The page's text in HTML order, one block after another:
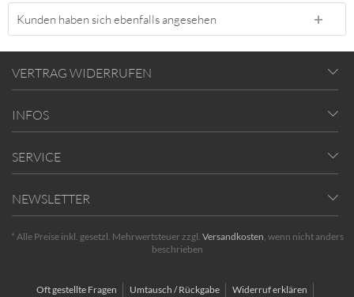
Kunden haben sich ebenfalls angesehen
VERTRAG WIDERRUFEN
INFOS
SERVICE
NEWSLETTER
* Alle Preise inkl. gesetzl. Mehrwertsteuer zzgl. Versandkosten, wenn nicht anders
beschrieben
Oft gestellte Fragen Umtausch / Rückgabe Widerruf erklären